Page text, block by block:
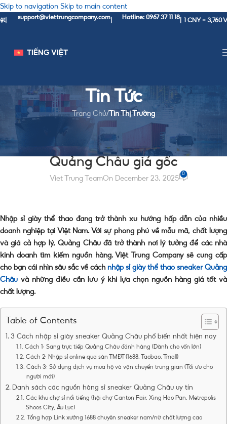
Skip to navigation Skip to main content
support@viettrungcompany.com| Hotline: 0967 37 11 18| 1 CNY = 3,760 VND
TIẾNG VIỆT
Tin Tức
Trang Chủ/ Tin Thị Trường
Nhập sỉ giày thể thao sneaker
Quảng Châu giá gốc
Viet Trung TeamOn December 23, 2025
0
Nhập sỉ giày thể thao đang trở thành xu hướng hấp dẫn của nhiều
doanh nghiệp tại Việt Nam. Với sự phong phú về mẫu mã, chất lượng
và giá cả hợp lý, Quảng Châu đã trở thành nơi lý tưởng để các nhà
kinh doanh tìm kiếm nguồn hàng. Việt Trung Company sẽ cung cấp
cho bạn cái nhìn sâu sắc về cách nhập sỉ giày thể thao sneaker Quảng
Châu và những điều cần lưu ý khi lựa chọn nguồn hàng giá tốt và
chất lượng.
Table of Contents
3 Cách nhập sỉ giày sneaker Quảng Châu phổ biến nhất hiện nay
Cách 1: Sang trực tiếp Quảng Châu đánh hàng (Dành cho vốn lớn)
Cách 2: Nhập sỉ online qua sàn TMĐT (1688, Taobao, Tmall)
Cách 3: Sử dụng dịch vụ mua hộ và vận chuyển trung gian (Tối ưu cho
người mới)
Danh sách các nguồn hàng sỉ sneaker Quảng Châu uy tín
Các khu chợ sỉ nổi tiếng (hội chợ Canton Fair, Xing Hao Pan, Metropolis
Shoes City, Âu Lục)
Tổng hợp Link xưởng 1688 chuyên sneaker nam/nữ chất lượng cao